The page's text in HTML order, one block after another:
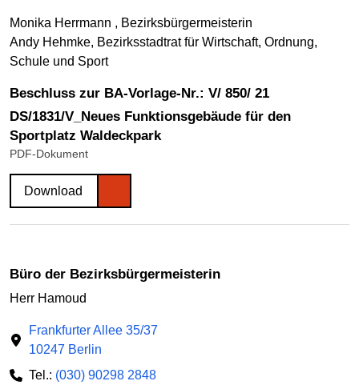
Monika Herrmann , Bezirksbürgermeisterin
Andy Hehmke, Bezirksstadtrat für Wirtschaft, Ordnung,
Schule und Sport
Beschluss zur BA-Vorlage-Nr.: V/ 850/ 21
DS/1831/V_Neues Funktionsgebäude für den
Sportplatz Waldeckpark
PDF-Dokument
Download
Büro der Bezirksbürgermeisterin
Herr Hamoud
Frankfurter Allee 35/37
10247 Berlin
Tel.: (030) 90298 2848